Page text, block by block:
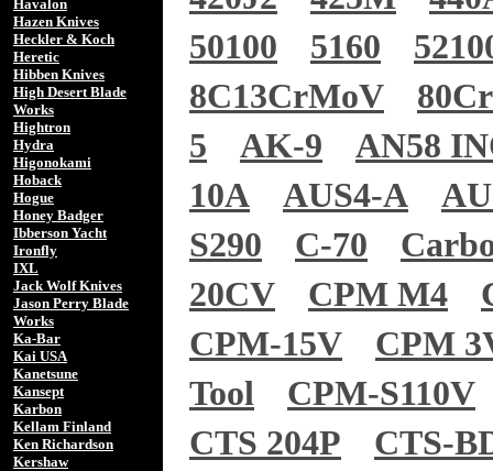
Havalon
Hazen Knives
Heckler & Koch
Heretic
Hibben Knives
High Desert Blade
Works
Hightron
Hydra
Higonokami
Hoback
Hogue
Honey Badger
Ibberson Yacht
Ironfly
IXL
Jack Wolf Knives
Jason Perry Blade
Works
Ka-Bar
Kai USA
Kanetsune
Kansept
Karbon
Kellam Finland
Ken Richardson
Kershaw
50100
5160
8C13CrMoV
5
AK-9
AN58
10A
AUS4-A
S290
C-70
20CV
CPM M4
CPM-15V
CPM
Tool
CPM-S110V
CTS 204P
CTS-